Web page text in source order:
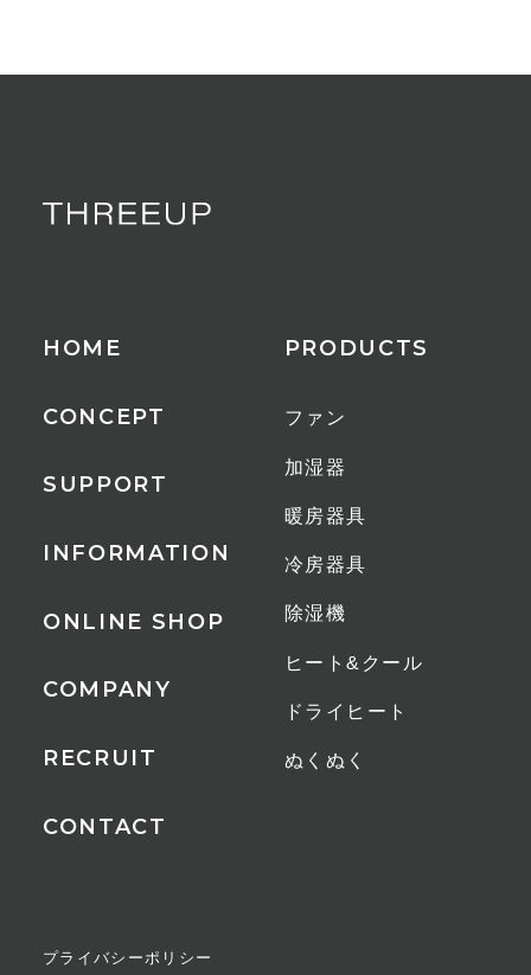
HOME
CONCEPT
SUPPORT
INFORMATION
PRODUCTS
ファン
加湿器
暖房器具
冷房器具
除湿機
ヒート&クール
ドライヒート
ぬくぬく
ONLINE SHOP
COMPANY
RECRUIT
CONTACT
プライバシーポリシー